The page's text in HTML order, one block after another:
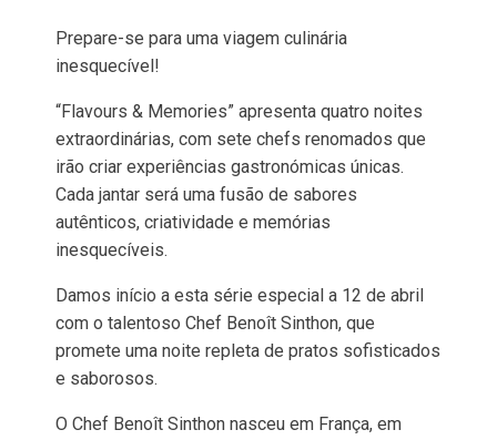
Prepare-se para uma viagem culinária
inesquecível!
“Flavours & Memories” apresenta quatro noites
extraordinárias, com sete chefs renomados que
irão criar experiências gastronómicas únicas.
Cada jantar será uma fusão de sabores
autênticos, criatividade e memórias
inesquecíveis.
Damos início a esta série especial a 12 de abril
com o talentoso Chef Benoît Sinthon, que
promete uma noite repleta de pratos sofisticados
e saborosos.
O Chef Benoît Sinthon nasceu em França, em